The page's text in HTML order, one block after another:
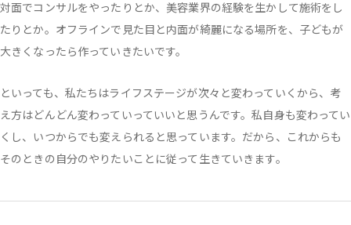
対面でコンサルをやったりとか、美容業界の経験を生かして施術をし
たりとか。オフラインで見た目と内面が綺麗になる場所を、子どもが
大きくなったら作っていきたいです。
といっても、私たちはライフステージが次々と変わっていくから、考
え方はどんどん変わっていっていいと思うんです。私自身も変わってい
くし、いつからでも変えられると思っています。だから、これからも
そのときの自分のやりたいことに従って生きていきます。